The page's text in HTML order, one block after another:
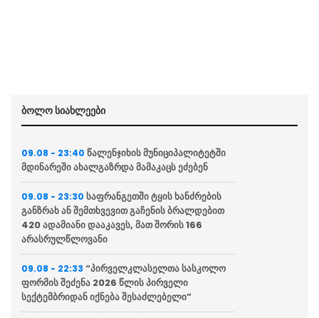
ბოლო სიახლეები
09.08 - 23:40 წალენჯიხის მუნიციპალიტეტში
მდინარეში ახალგაზრდა მამაკაცს ეძებენ
09.08 - 23:30 საფრანგეთში ტყის ხანძრების
განზრახ ან შემთხვევით გაჩენის ბრალდებით
420 ადამიანი დააკავეს, მათ შორის 166
არასრულწლოვანი
09.08 - 22:33 “პირველკლასელთა სასკოლო
ფორმის შეძენა 2026 წლის პირველი
სექტემბრიდან იქნება შესაძლებელი”